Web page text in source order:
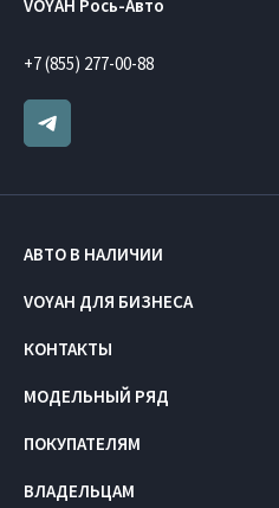
VOYAH Рось-Авто
+7 (855) 277-00-88
АВТО В НАЛИЧИИ
VOYAH ДЛЯ БИЗНЕСА
КОНТАКТЫ
МОДЕЛЬНЫЙ РЯД
ПОКУПАТЕЛЯМ
ВЛАДЕЛЬЦАМ